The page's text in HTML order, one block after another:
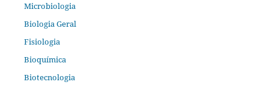
Microbiologia
Biologia Geral
Fisiologia
Bioquímica
Biotecnologia